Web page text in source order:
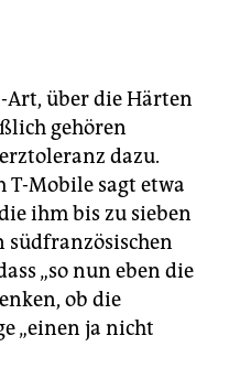
Art, über die Härten
gehören
dazu.
T-Mobile sagt etwa
ihm bis zu sieben
„so nun eben die
ob die
„einen ja nicht